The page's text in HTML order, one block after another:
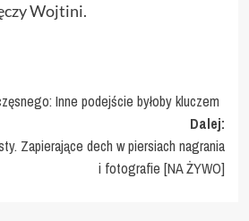
Wojtini.
Inne podejście byłoby kluczem
Dalej:
Zapierające dech w piersiach nagrania
i fotografie [NA ŻYWO]